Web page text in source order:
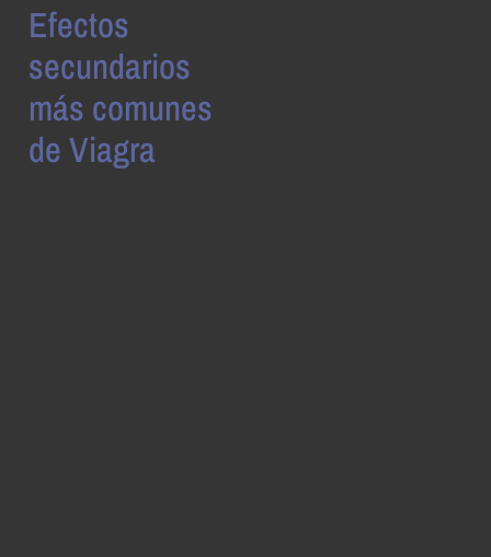
Efectos
secundarios
más comunes
de Viagra